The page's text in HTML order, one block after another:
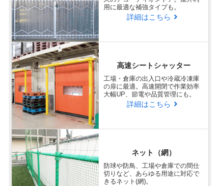
弊社、担当者とのコミュニケーシ
ョン、対応速度はどうでしたか？
非常に満足
迅速な対応を頂けているため。
テントご購入 回答日：2025/02/27
企業様
Q
ラクスル ビニプロの商品・サービ
スに対する総合的な満足度を教え
てください。
用に最適な補強タイプも。
詳細はこちら
高速シートシャッター
工場・倉庫の出入口や冷蔵冷凍庫
の扉に最適。高速開閉で作業効率
大幅UP、節電や品質管理にも。
詳細はこちら
ネット（網）
防球や防鳥、工場や倉庫での間仕
切りなど、あらゆる用途に対応で
きるネット(網)。